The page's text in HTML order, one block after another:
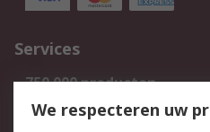
Services
750.000 producten
Bestellen
We respecteren uw